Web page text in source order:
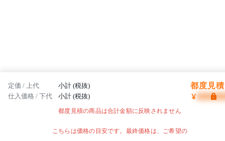
定価 / 上代 小計 (税抜) 都度見
仕入価格 / 下代 小計 (税抜) ¥
都度見積の商品は合計金額に反映されません
こちらは価格の目安です。最終価格は、ご希望の